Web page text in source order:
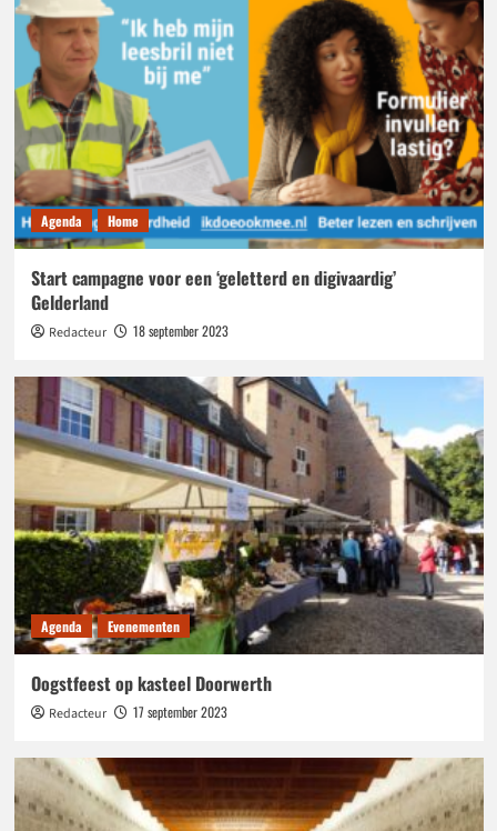
Agenda Home
Start campagne voor een ‘geletterd en digivaardig’
Gelderland
Redacteur 18 september 2023
Agenda Evenementen
Oogstfeest op kasteel Doorwerth
Redacteur 17 september 2023